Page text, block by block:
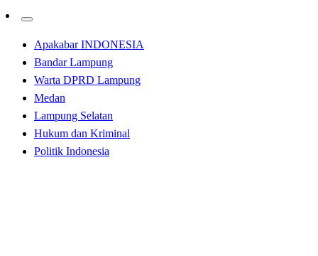
Apakabar INDONESIA
Bandar Lampung
Warta DPRD Lampung
Medan
Lampung Selatan
Hukum dan Kriminal
Politik Indonesia